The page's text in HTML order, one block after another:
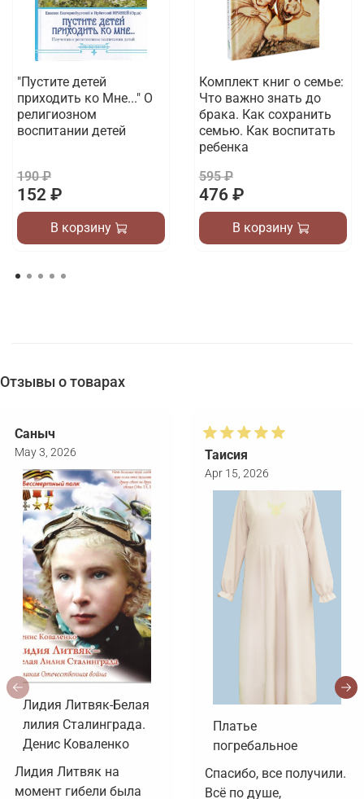
"Пустите детей
приходить ко Мне..." О
религиозном
воспитании детей
190 ₽
152 ₽
В корзину
Комплект книг о семье:
Что важно знать до
брака. Как сохранить
семью. Как воспитать
ребенка
595 ₽
476 ₽
В корзину
Отзывы о товарах
Саныч
May 3, 2026
Лидия Литвяк-Белая
лилия Сталинграда.
Денис Коваленко
Лидия Литвяк на
момент гибели была
Таисия
Apr 15, 2026
Платье
погребальное
Спасибо, все получили.
Всё по душе,